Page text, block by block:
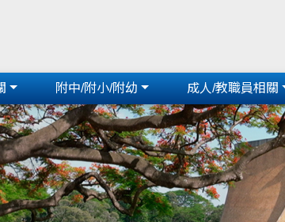
附中/附小/附幼 成人/教職員相關